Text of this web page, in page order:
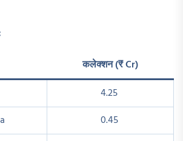
कलेक्शन (₹ Cr)
4.25 ​
0.45 ​